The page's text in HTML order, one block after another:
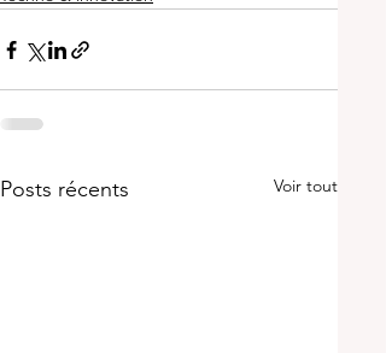
Posts récents Voir tout